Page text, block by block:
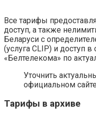
Все тарифы
доступ, а также
Беларуси с
(услуга CLIP) и доступ
«Белтелекома» по
Уточнить
официальном сайте
Тарифы в архиве